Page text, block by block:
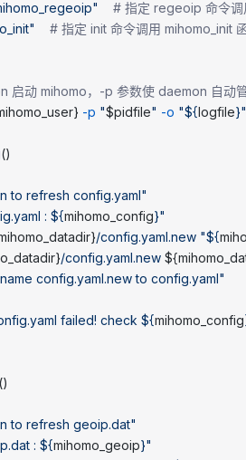
# 指定 regeoip 命
# 指定 init 命令调用
启动 mihomo，-p 参数使 daemon 自动
-p "$pidfile" -o "${logfile}"
()
to refresh config.yaml"
: ${mihomo_config}"
/config.yaml.new "${
/config.yaml.new
config.yaml.new to config.yaml"
failed! check ${mihomo_config
()
to refresh geoip.dat"
: ${mihomo_geoip}"